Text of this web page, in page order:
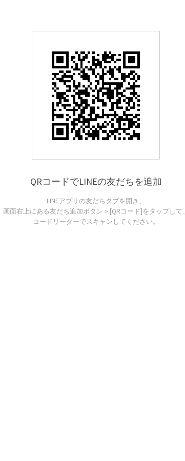
QRコードでLINEの友だちを追加
LINEアプリの友だちタブを開き、
画面右上にある友だち追加ボタン＞[QRコード]をタップして、
コードリーダーでスキャンしてください。